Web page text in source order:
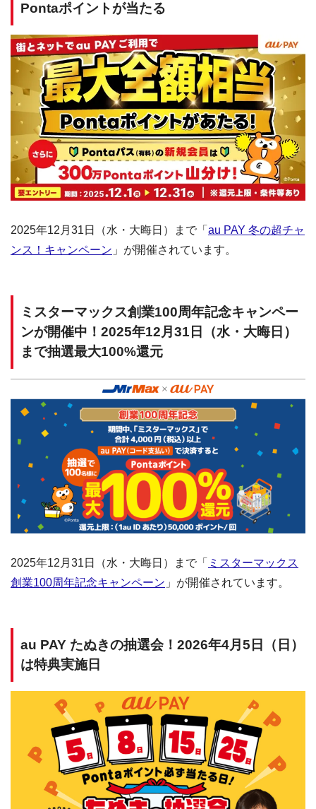
Pontaポイントが当たる
2025年12月31日（水・大晦日）まで「 au PAY 冬の超チャ
ンス！キャンペーン 」が開催されています。
ミスターマックス創業100周年記念キャンペー
ンが開催中！2025年12月31日（水・大晦日）
まで抽選最大100%還元
2025年12月31日（水・大晦日）まで「 ミスターマックス
創業100周年記念キャンペーン 」が開催されています。
au PAY たぬきの抽選会！2026年4月5日（日）
は特典実施日